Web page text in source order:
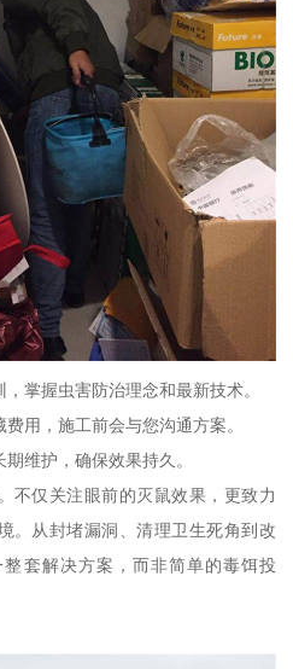
，掌握虫害防治理念和最新技术。
费用，施工前会与您沟通方案。
期维护，确保效果持久。
不仅关注眼前的灭鼠效果，更致力
。从封堵漏洞、清理卫生死角到改
套解决方案，而非简单的毒饵投